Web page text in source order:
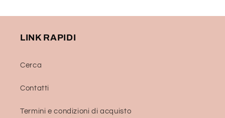
LINK RAPIDI
Cerca
Contatti
Termini e condizioni di acquisto